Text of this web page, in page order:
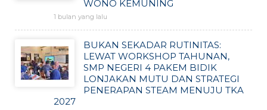
WONO KEMUNING
1 bulan yang lalu
BUKAN SEKADAR RUTINITAS:
LEWAT WORKSHOP TAHUNAN,
SMP NEGERI 4 PAKEM BIDIK
LONJAKAN MUTU DAN STRATEGI
PENERAPAN STEAM MENUJU TKA
2027